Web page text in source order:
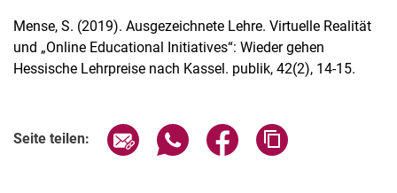
Mense, S. (2019). Ausgezeichnete Lehre. Virtuelle Realität
und „Online Educational Initiatives“: Wieder gehen
Hessische Lehrpreise nach Kassel. publik, 42(2), 14-15.
Seite teilen: Seite über E-Mail teilen
Seite über WhatsApp teilen
Seite über Facebook